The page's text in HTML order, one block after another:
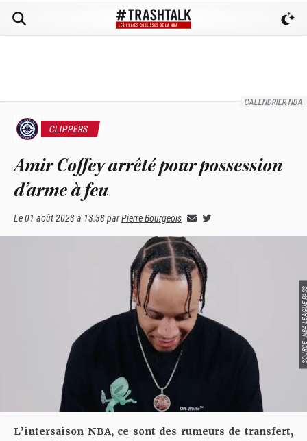
CALENDRIER NBA
CLIPPERS
Amir Coffey arrêté pour possession
d’arme à feu
Le01 août 2023 à 13:38parPierre Bourgeois
SOURCE :
L’intersaison NBA, ce sont des rumeurs de transfert,